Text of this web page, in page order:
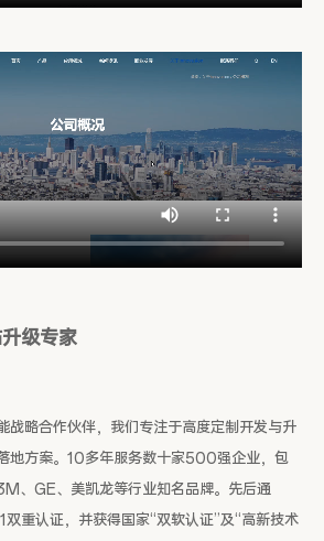
级专家
战略合作伙伴，我们专注于高度定制开发与升
地方案。10多年服务数十家500强企业，包
、GE、美凯龙等行业知名品牌。先后通
重认证，并获得国家“双软认证”及“高新技术